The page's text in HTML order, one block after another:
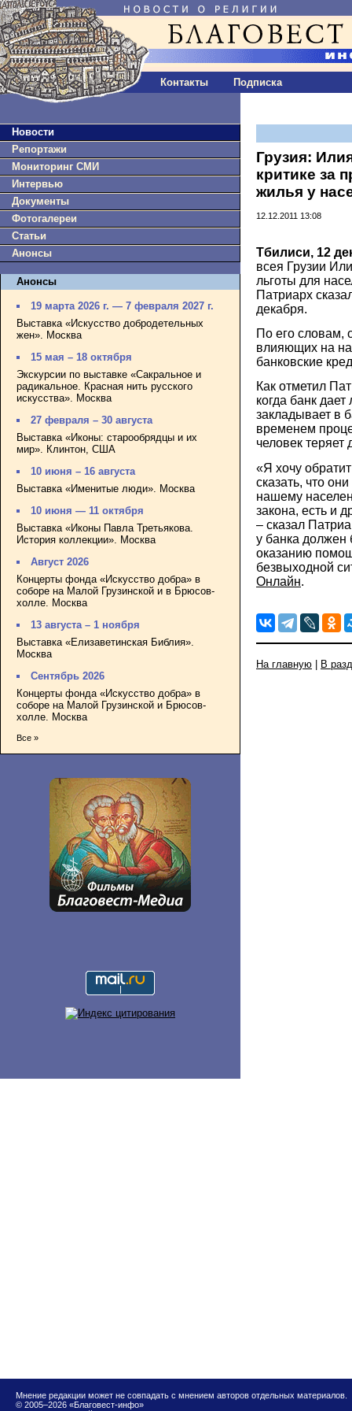
Контакты Подписка
Новости
Репортажи
Мониторинг СМИ
Интервью
Документы
Фотогалереи
Статьи
Анонсы
Анонсы
19 марта 2026 г. — 7 февраля 2027 г.
Выставка «Искусство добродетельных
жен». Москва
15 мая – 18 октября
Экскурсии по выставке «Сакральное и
радикальное. Красная нить русского
искусства». Москва
27 февраля – 30 августа
Выставка «Иконы: старообрядцы и их
мир». Клинтон, США
10 июня – 16 августа
Выставка «Именитые люди». Москва
10 июня — 11 октября
Выставка «Иконы Павла Третьякова.
История коллекции». Москва
Август 2026
Концерты фонда «Искусство добра» в
соборе на Малой Грузинской и в Брюсов-
холле. Москва
13 августа – 1 ноября
Выставка «Елизаветинская Библия».
Москва
Сентябрь 2026
Концерты фонда «Искусство добра» в
соборе на Малой Грузинской и Брюсов-
холле. Москва
Все »
Грузия:
критике за
жилья у
12.12.2011 13:08
Тбилиси, 12
всея Грузии
льготы для
Патриарх
декабря.
По его словам,
влияющих на
банковские
Как отметил
когда банк
закладывает в
временем
человек теряет
«Я хочу
сказать, что
нашему
закона, есть и
– сказал
у банка
оказанию
безвыходной
Онлайн.
На главную В
Мнение редакции может не совпадать с мнением авторов отдельных материалов.
© 2005–2026 «Благовест-инфо»